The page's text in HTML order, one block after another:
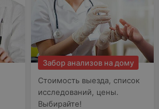
Забор анализов на дому
Стоимость выезда, список
исследований, цены.
Выбирайте!